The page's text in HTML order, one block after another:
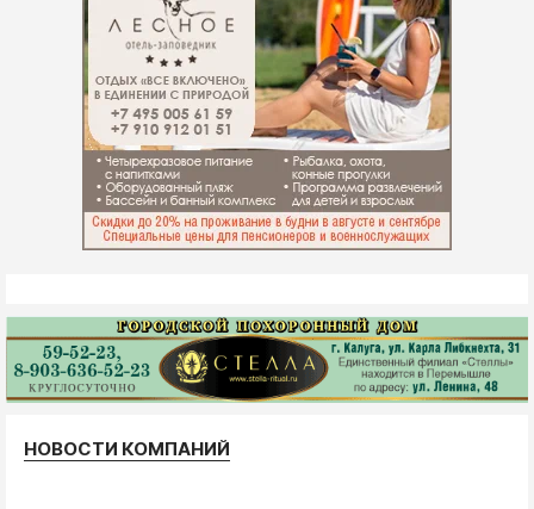
НОВОСТИ КОМПАНИЙ